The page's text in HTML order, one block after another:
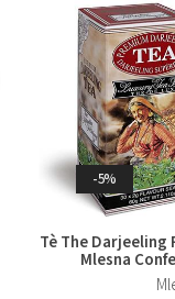
-5%
Tè The Darjeeling
Mlesna